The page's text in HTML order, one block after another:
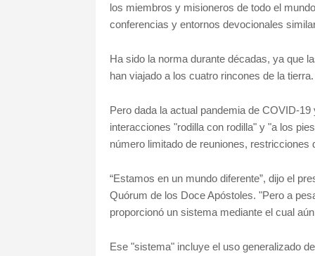
los miembros y misioneros de todo el
conferencias y entornos devocionales
Ha sido la norma durante décadas, ya que
han viajado a los cuatro rincones de la tierra.
Pero dada la actual pandemia de COVID-
interacciones "rodilla con rodilla" y "a los
número limitado de reuniones, restricciones
“Estamos en un mundo diferente”, dijo el
Quórum de los Doce Apóstoles. "Pero a
proporcionó un sistema mediante el cual
Ese "sistema" incluye el uso generalizado